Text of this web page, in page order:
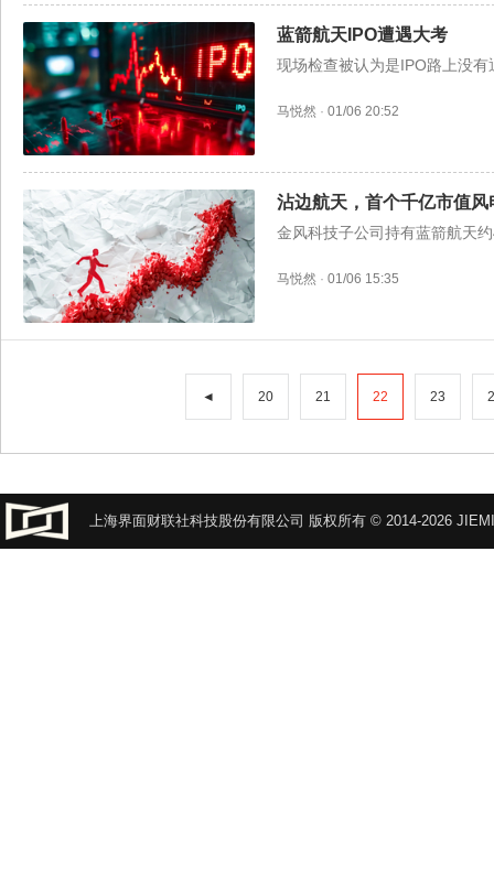
蓝箭航天IPO遭遇大考
现场检查被认为是IPO路上没有
马悦然 · 01/06 20:52
沾边航天，首个千亿市值风
金风科技子公司持有蓝箭航天
马悦然 · 01/06 15:35
◄ 20 21 22 23
上海界面财联社科技股份有限公司 版权所有 © 2014-2026